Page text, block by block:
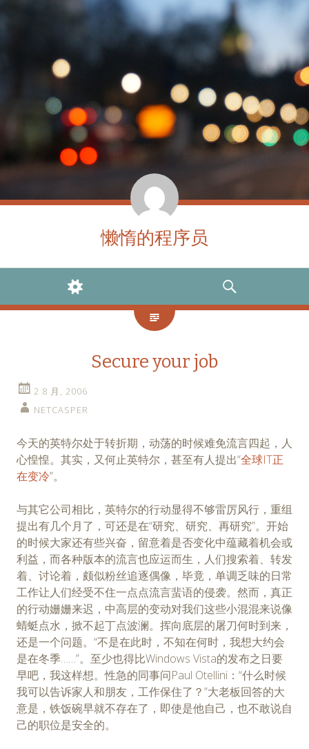
懒惰的程序员
WIDGETS
SEARCH
Secure your job
2 8 月, 2006
NETCASPER
今天的英特尔处于转折期，动荡的时候难免流言四起，人
心惶惶。其实，又何止英特尔，甚至有人提出“全球IT正
在变冷”。
与其它公司相比，英特尔的行动显得不够雷厉风行，重组
提出有几个月了，可还是在“研究、研究、再研究”。开始
的时候大家还有些兴奋，留意着是否变化中蕴藏着机会或
利益，而各种版本的流言也应运而生，人们搜索着、转发
着、讨论着，颇似粉丝追逐偶像，毕竟，单调乏味的日常
工作让人们经受不住一点点流言蜚语的侵袭。然而，真正
的行动姗姗来迟，中高层的变动对我们这些小混混来说像
蜻蜓点水，掀不起丁点波澜。挥向底层的屠刀何时到来，
还是一个问题。“不是在此时，不知在何时，我想大约会
是在冬季……”。至少也得比Windows Vista的发布之日要
早吧，我这样想。性急的同事问Paul Otellini：“什么时候
我可以告诉家人和朋友，工作保住了？”大老板回答的大
意是，铁饭碗早就不存在了，即使是他自己，也不敢说自
己的职位是安全的。